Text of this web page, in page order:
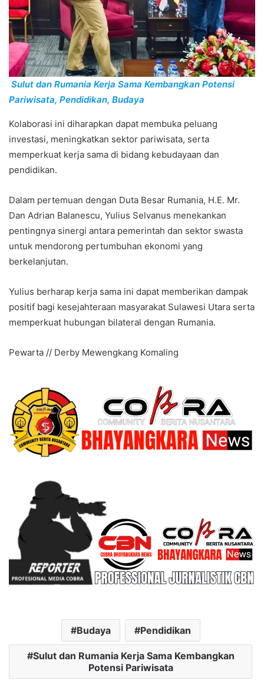
Sulut dan Rumania Kerja Sama Kembangkan Potensi
Pariwisata, Pendidikan, Budaya
Kolaborasi ini diharapkan dapat membuka peluang
investasi, meningkatkan sektor pariwisata, serta
memperkuat kerja sama di bidang kebudayaan dan
pendidikan.
Dalam pertemuan dengan Duta Besar Rumania, H.E. Mr.
Dan Adrian Balanescu, Yulius Selvanus menekankan
pentingnya sinergi antara pemerintah dan sektor swasta
untuk mendorong pertumbuhan ekonomi yang
berkelanjutan.
Yulius berharap kerja sama ini dapat memberikan dampak
positif bagi kesejahteraan masyarakat Sulawesi Utara serta
memperkuat hubungan bilateral dengan Rumania.
Pewarta // Derby Mewengkang Komaling
Budaya Pendidikan
Sulut dan Rumania Kerja Sama Kembangkan
Potensi Pariwisata